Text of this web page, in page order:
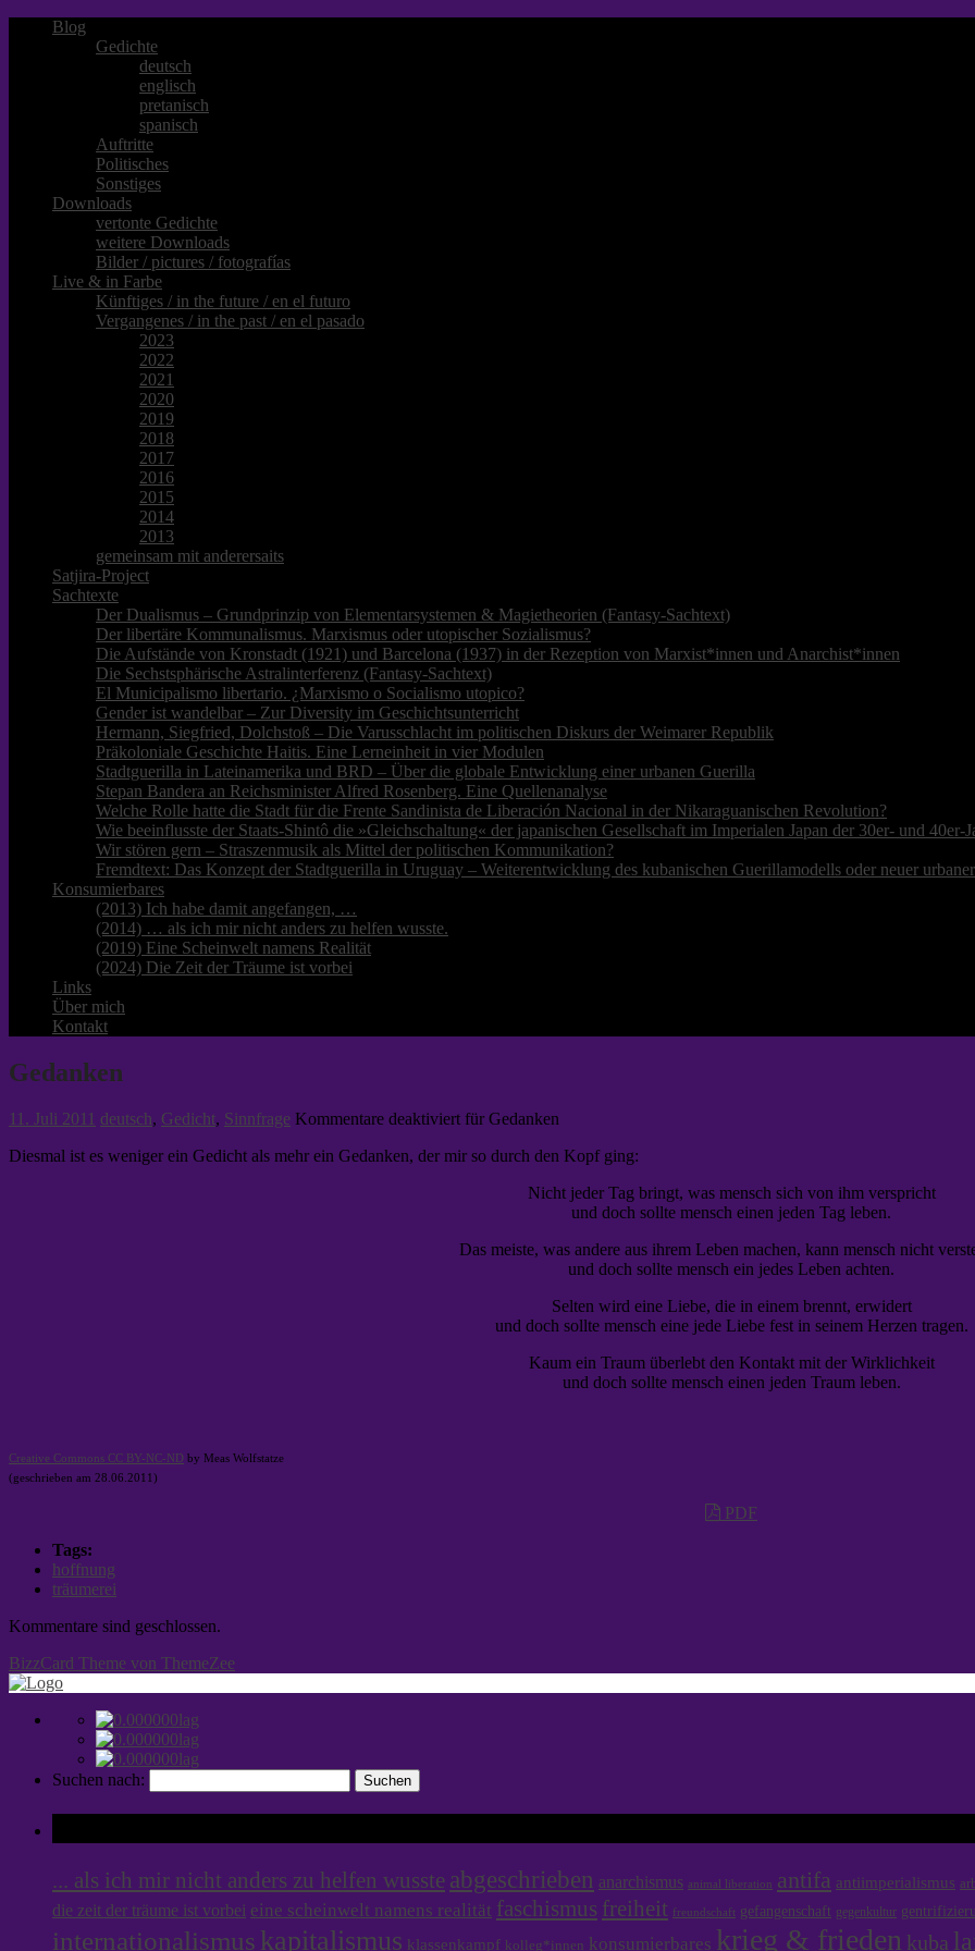
Blog
Gedichte
deutsch
englisch
pretanisch
spanisch
Auftritte
Politisches
Sonstiges
Downloads
vertonte Gedichte
weitere Downloads
Bilder / pictures / fotografías
Live & in Farbe
Künftiges / in the future / en el futuro
Vergangenes / in the past / en el pasado
2023
2022
2021
2020
2019
2018
2017
2016
2015
2014
2013
gemeinsam mit anderersaits
Satjira-Project
Sachtexte
Der Dualismus – Grundprinzip von Elementarsystemen & Magietheorien (Fantasy-Sachtext)
Der libertäre Kommunalismus. Marxismus oder utopischer Sozialismus?
Die Aufstände von Kronstadt (1921) und Barcelona (1937) in der Rezeption von Marxist*innen und Anarchist*innen
Die Sechstsphärische Astralinterferenz (Fantasy-Sachtext)
El Municipalismo libertario. ¿Marxismo o Socialismo utopico?
Gender ist wandelbar – Zur Diversity im Geschichtsunterricht
Hermann, Siegfried, Dolchstoß – Die Varusschlacht im politischen Diskurs der Weimarer Republik
Präkoloniale Geschichte Haitis. Eine Lerneinheit in vier Modulen
Stadtguerilla in Lateinamerika und BRD – Über die globale Entwicklung einer urbanen Guerilla
Stepan Bandera an Reichsminister Alfred Rosenberg. Eine Quellenanalyse
Welche Rolle hatte die Stadt für die Frente Sandinista de Liberación Nacional in der Nikaraguanischen Revolution?
Wie beeinflusste der Staats-Shintô die »Gleichschaltung« der japanischen Gesellschaft im Imperialen Japan der 30er- und 40er-
Wir stören gern – Straszenmusik als Mittel der politischen Kommunikation?
Fremdtext: Das Konzept der Stadtguerilla in Uruguay – Weiterentwicklung des kubanischen Guerillamodells oder neuer
Konsumierbares
(2013) Ich habe damit angefangen, …
(2014) … als ich mir nicht anders zu helfen wusste.
(2019) Eine Scheinwelt namens Realität
(2024) Die Zeit der Träume ist vorbei
Links
Über mich
Kontakt
Gedanken
11. Juli 2011 deutsch, Gedicht, Sinnfrage Kommentare deaktiviert für Gedanken
Diesmal ist es weniger ein Gedicht als mehr ein Gedanken, der mir so durch den Kopf ging:
Nicht jeder Tag bringt, was mensch sich von ihm verspricht
und doch sollte mensch einen jeden Tag leben.
Das meiste, was andere aus ihrem Leben machen, kann mensch nicht
und doch sollte mensch ein jedes Leben achten.
Selten wird eine Liebe, die in einem brennt, erwidert
und doch sollte mensch eine jede Liebe fest in seinem Herzen tragen.
Kaum ein Traum überlebt den Kontakt mit der Wirklichkeit
und doch sollte mensch einen jeden Traum leben.
Creative Commons CC BY-NC-ND by Meas Wolfstatze
(geschrieben am 28.06.2011)
PDF
Tags:
hoffnung
träumerei
Kommentare sind geschlossen.
BizzCard Theme von ThemeZee
Suchen nach:
... als ich mir nicht anders zu helfen wusste abgeschrieben anarchismus animal liberation antifa antiimperialismus
die zeit der träume ist vorbei eine scheinwelt namens realität faschismus freiheit freundschaft gefangenschaft gegenkultur
internationalismus kapitalismus klassenkampf kolleg*innen konsumierbares krieg & frieden kuba